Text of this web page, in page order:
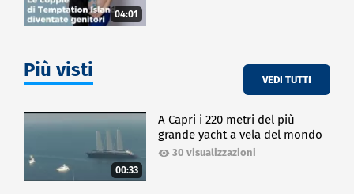
04:01
Più visti VEDI TUTTI
00:33
A Capri i 220 metri del più
grande yacht a vela del mondo
30 visualizzazioni